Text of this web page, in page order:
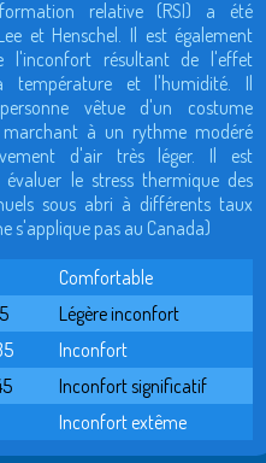
relative (RSI) a été
et Henschel. Il est également
l'inconfort résultant de l'effet
température et l'humidité. Il
vêtue d'un costume
marchant à un rythme modéré
d'air très léger. Il est
le stress thermique des
sous abri à différents taux
s'applique pas au Canada)
Comfortable
Légère inconfort
Inconfort
Inconfort significatif
Inconfort extême